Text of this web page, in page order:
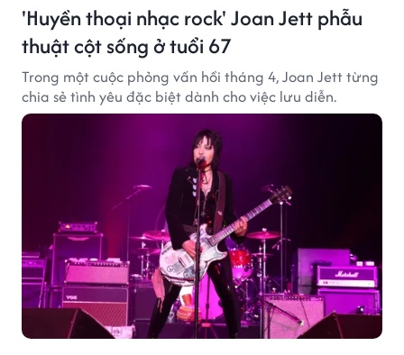
'Huyền thoại nhạc rock' Joan Jett phẫu
thuật cột sống ở tuổi 67
Trong một cuộc phỏng vấn hồi tháng 4, Joan Jett từng
chia sẻ tình yêu đặc biệt dành cho việc lưu diễn.